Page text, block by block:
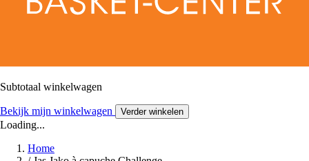
Subtotaal winkelwagen
Bekijk mijn winkelwagen Verder winkelen
Loading...
Home